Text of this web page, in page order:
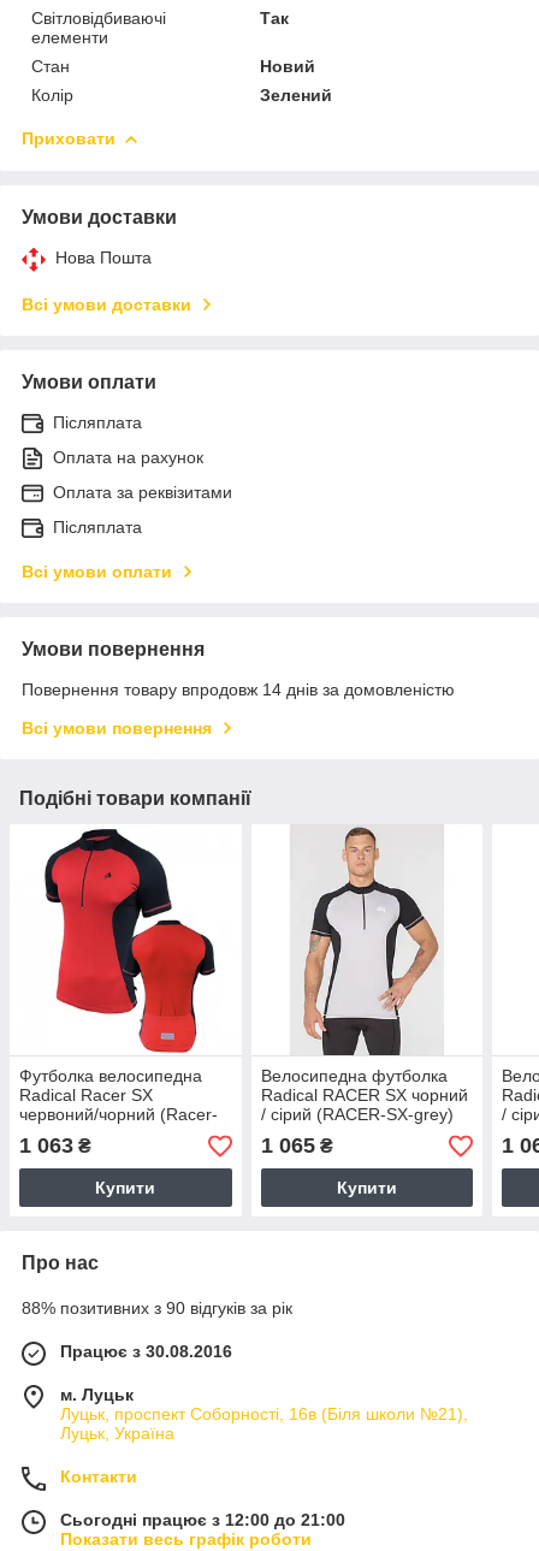
Світловідбиваючі
елементи
Так
Стан
Новий
Колір
Зелений
Приховати
Умови доставки
Нова Пошта
Всі умови доставки
Умови оплати
Післяплата
Оплата на рахунок
Оплата за реквізитами
Післяплата
Всі умови оплати
Умови повернення
Повернення товару впродовж 14 днів за домовленістю
Всі умови повернення
Подібні товари компанії
Футболка велосипедна
Radical Racer SX
червоний/чорний (Racer-
sx-red) - L
1 063 ₴
Купити
Велосипедна футболка
Radical RACER SX чорний
/ сірий (RACER-SX-grey)
— M
1 065₴
Купити
/
— L
1
Про нас
88% позитивних з 90 відгуків за рік
Працює з 30.08.2016
м. Луцьк
Луцьк, проспект Соборності, 16в (Біля школи №21),
Луцьк, Україна
Контакти
Сьогодні працює з 12:00 до 21:00
Показати весь графік роботи